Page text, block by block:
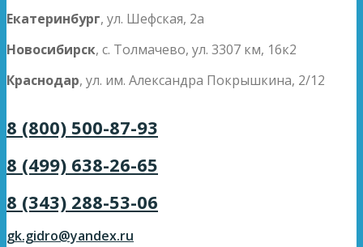
Екатеринбург, ул. Шефская, 2а
Новосибирск, с. Толмачево, ул. 3307 км, 16к2
Краснодар, ул. им. Александра Покрышкина, 2/12
8 (800) 500-87-93
8 (499) 638-26-65
8 (343) 288-53-06
gk.gidro@yandex.ru